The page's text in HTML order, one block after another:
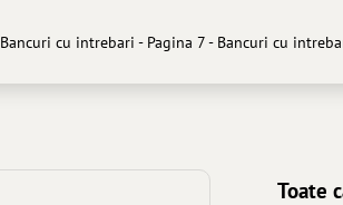
Bancuri cu intrebari - Pagina 7 - Bancuri cu
Toate